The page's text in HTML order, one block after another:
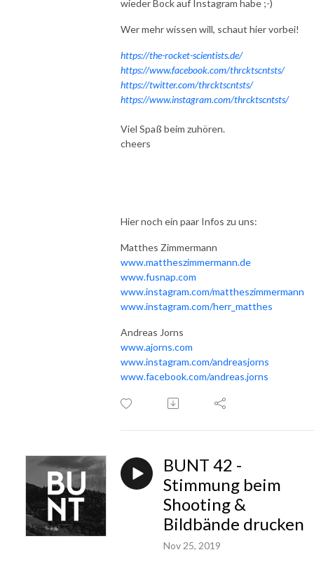
wieder Bock auf Instagram habe ;-)
Wer mehr wissen will, schaut hier vorbei!
https://the-rocket-scientists.de/
https://www.facebook.com/thrcktscntsts/
https://twitter.com/thrcktscntsts/
https://www.instagram.com/thrcktscntsts/
Viel Spaß beim zuhören.
cheers
Hier noch ein paar Infos zu uns:
Matthes Zimmermann
www.mattheszimmermann.de
www.fusnap.com
www.instagram.com/mattheszimmermann
www.instagram.com/herr_matthes
Andreas Jorns
www.ajorns.com
www.instagram.com/andreasjorns
www.facebook.com/andreas.jorns
BUNT 42 -
Stimmung beim
Shooting &
Bildbände drucken
Nov 25, 2019